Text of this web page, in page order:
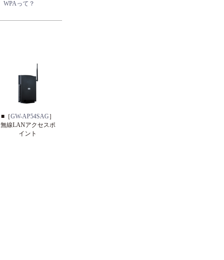
WPAって？
■［GW-AP54SAG ］
無線LANアクセスポ
イント